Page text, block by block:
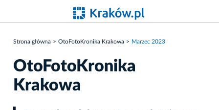
Strona główna OtoFotoKronika Krakowa Marzec 2023
OtoFotoKronika
Krakowa